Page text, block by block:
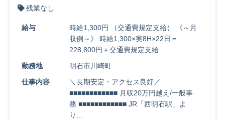
残業なし
給与
時給1,300円 （交通費規定支給） 《～月
収例～》 時給1,300×実8H×22日＝
228,800円＋交通費規定支給
勤務地
明石市川崎町
仕事内容
＼長期安定・アクセス良好／
■■■■■■■■■■■■ 月収20万円越え/一般事
務 ■■■■■■■■■■■■ JR「西明石駅」よ
り…